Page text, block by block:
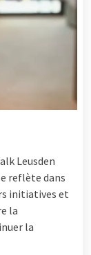
Leusden
reflète dans
initiatives et
la
la